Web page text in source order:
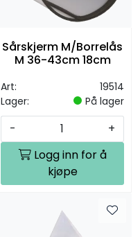
Sårskjerm M/Borrelås
M 36-43cm 18cm
Art:
19514
Lager:
På lager
-
+
Logg inn for å
kjøpe